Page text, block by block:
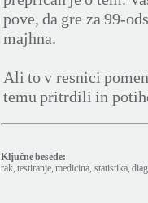
pove, da gre za 99-
majhna.
Ali to v resnici
temu pritrdili in
Ključne besede:
rak, testiranje,medicina, statistika,